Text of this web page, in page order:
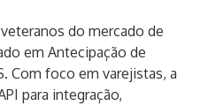
do mercado de
em Antecipação de
Com foco em varejistas, a
para integração,